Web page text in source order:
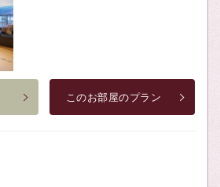
このお部屋のプラン